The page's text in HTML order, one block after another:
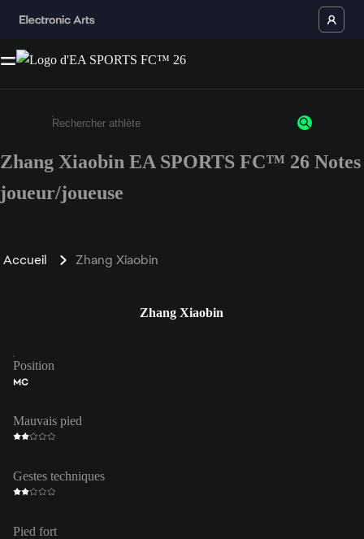
Saisissez au moins 3 caractères ou chiffres.
Zhang Xiaobin EA SPORTS FC™ 26 Notes
joueur/joueuse
Accueil Zhang Xiaobin
Zhang Xiaobin
Position
MC
Mauvais pied
Gestes techniques
Pied fort